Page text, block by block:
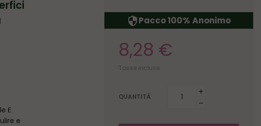
E
e
securityPacco 100% Anonimo
8,28 €
Tasse incluse
QUANTITÀ